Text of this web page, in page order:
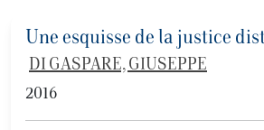
Une esquisse de la justice
DI GASPARE, GIUSEPPE
2016